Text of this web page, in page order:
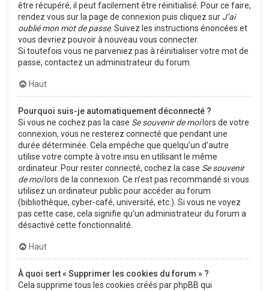
être récupéré, il peut facilement être réinitialisé. Pour ce faire,
rendez vous sur la page de connexion puis cliquez sur J’ai
oublié mon mot de passe. Suivez les instructions énoncées et
vous devriez pouvoir à nouveau vous connecter.
Si toutefois vous ne parveniez pas à réinitialiser votre mot de
passe, contactez un administrateur du forum.
Haut
Pourquoi suis-je automatiquement déconnecté ?
Si vous ne cochez pas la case Se souvenir de moilors de votre
connexion, vous ne resterez connecté que pendant une
durée déterminée. Cela empêche que quelqu’un d’autre
utilise votre compte à votre insu en utilisant le même
ordinateur. Pour rester connecté, cochez la case Se souvenir
de moilors de la connexion. Ce n’est pas recommandé si vous
utilisez un ordinateur public pour accéder au forum
(bibliothèque, cyber-café, université, etc.). Si vous ne voyez
pas cette case, cela signifie qu’un administrateur du forum a
désactivé cette fonctionnalité.
Haut
À quoi sert « Supprimer les cookies du forum » ?
Cela supprime tous les cookies créés par phpBB qui